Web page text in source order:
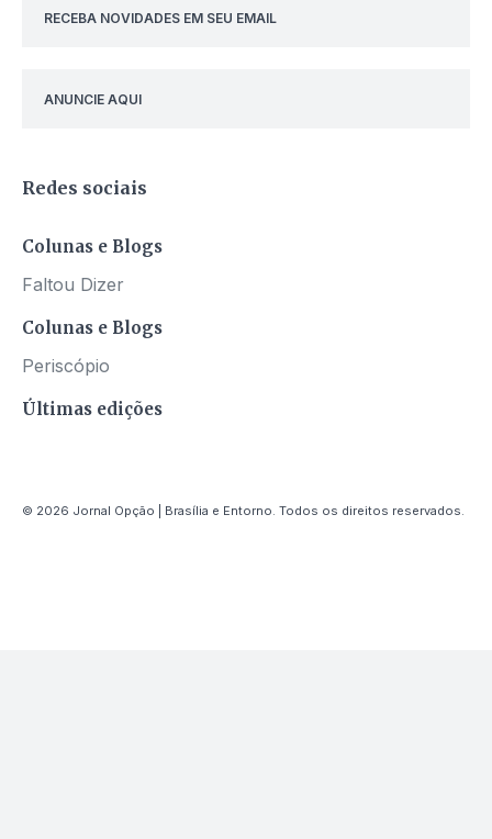
RECEBA NOVIDADES EM SEU EMAIL
ANUNCIE AQUI
Redes sociais
Colunas e Blogs
Faltou Dizer
Colunas e Blogs
Periscópio
Últimas edições
© 2026 Jornal Opção | Brasília e Entorno. Todos os direitos reservados.